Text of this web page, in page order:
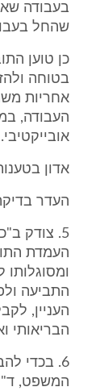
בעבודה
שהחל
כן טוען
בטוחה
אחריות
העבודה,
אובייקטיבי.
אדון
העדר
5. צודק
העמדת
התביעה
העניין,
הבריאותי
6. בכדי
המשפט, ד"ר